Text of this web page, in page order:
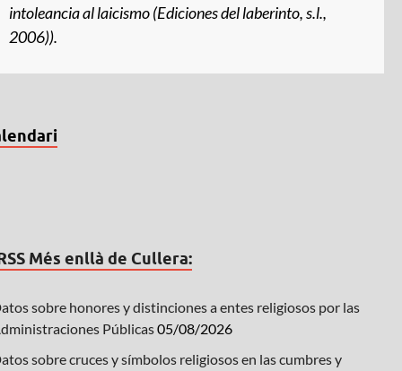
intoleancia al laicismo(Ediciones del laberinto, s.l.,
2006)).
Més enllà de Cullera:
sobre honores y distinciones a entes religiosos por las
Públicas05/08/2026
sobre cruces y símbolos religiosos en las cumbres y